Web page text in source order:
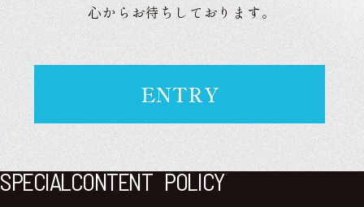
心からお待ちしております。
ENTRY
SPECIALCONTENT POLICY